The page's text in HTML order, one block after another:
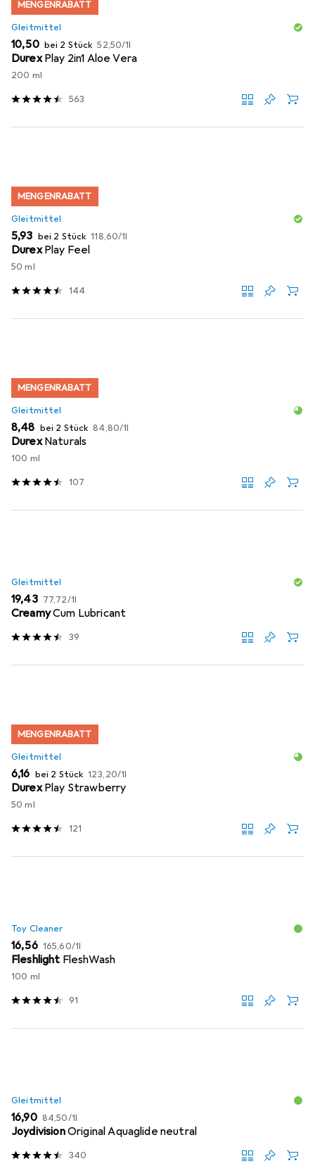
MENGENRABATT
Gleitmittel
EUR
10,50 bei 2 Stück EUR
52,50/1l
Durex Play 2in1 Aloe Vera
200 ml
563
MENGENRABATT
Gleitmittel
EUR
5,93 bei 2 Stück EUR
118,60/1l
Durex Play Feel
50 ml
144
MENGENRABATT
Gleitmittel
EUR
8,48 bei 2 Stück EUR
84,80/1l
Durex Naturals
100 ml
107
Gleitmittel
EUR
19,43 EUR
77,72/1l
CreamyCum Lubricant
39
MENGENRABATT
Gleitmittel
EUR
6,16 bei 2 Stück EUR
123,20/1l
Durex Play Strawberry
50 ml
121
Toy Cleaner
EUR
16,56 EUR
165,60/1l
Fleshlight FleshWash
100 ml
91
Gleitmittel
EUR
16,90 EUR
84,50/1l
JoydivisionOriginal Aquaglide neutral
340